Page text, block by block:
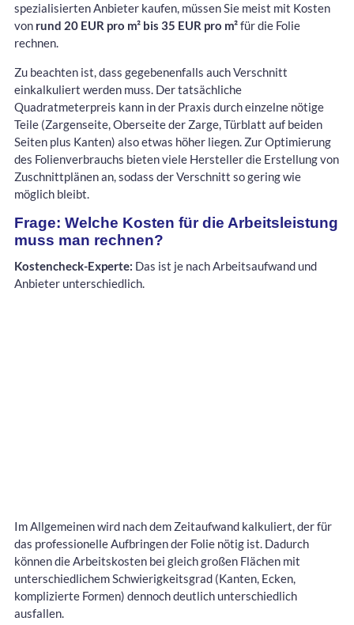
spezialisierten Anbieter kaufen, müssen Sie meist mit Kosten
von rund 20 EUR pro m² bis 35 EUR pro m²für die Folie
rechnen.
Zu beachten ist, dass gegebenenfalls auch Verschnitt
einkalkuliert werden muss. Der tatsächliche
Quadratmeterpreis kann in der Praxis durch einzelne nötige
Teile (Zargenseite, Oberseite der Zarge, Türblatt auf beiden
Seiten plus Kanten) also etwas höher liegen. Zur Optimierung
des Folienverbrauchs bieten viele Hersteller die Erstellung von
Zuschnittplänen an, sodass der Verschnitt so gering wie
möglich bleibt.
Frage: Welche Kosten für die Arbeitsleistung
muss man rechnen?
Kostencheck-Experte: Das ist je nach Arbeitsaufwand und
Anbieter unterschiedlich.
Im Allgemeinen wird nach dem Zeitaufwand kalkuliert, der für
das professionelle Aufbringen der Folie nötig ist. Dadurch
können die Arbeitskosten bei gleich großen Flächen mit
unterschiedlichem Schwierigkeitsgrad (Kanten, Ecken,
komplizierte Formen) dennoch deutlich unterschiedlich
ausfallen.